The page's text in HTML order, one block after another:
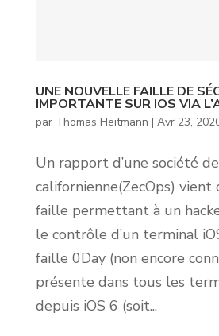
UNE NOUVELLE FAILLE DE
IMPORTANTE SUR IOS VIA
par Thomas Heitmann | Avr 23,
Un rapport d’une société
californienne(ZecOps)
faille permettant à un
le contrôle d’un terminal
faille 0Day (non encore
présente dans tous les
depuis iOS 6 (soit...